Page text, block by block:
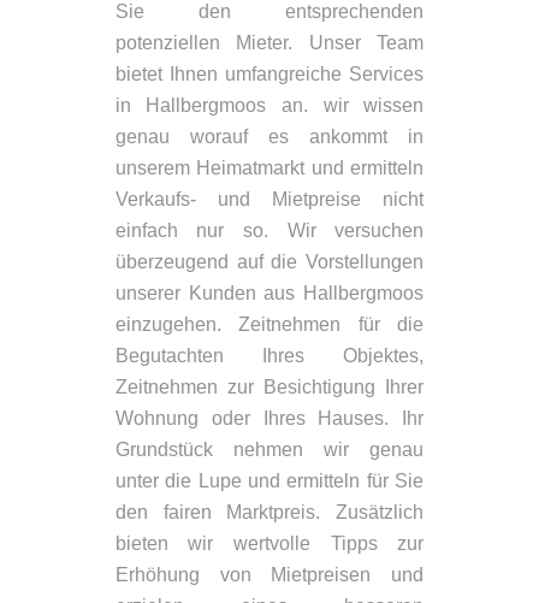
Sie den entsprechenden
potenziellen Mieter. Unser Team
bietet Ihnen umfangreiche Services
in Hallbergmoos an. wir wissen
genau worauf es ankommt in
unserem Heimatmarkt und ermitteln
Verkaufs- und Mietpreise nicht
einfach nur so. Wir versuchen
überzeugend auf die Vorstellungen
unserer Kunden aus Hallbergmoos
einzugehen. Zeitnehmen für die
Begutachten Ihres Objektes,
Zeitnehmen zur Besichtigung Ihrer
Wohnung oder Ihres Hauses. Ihr
Grundstück nehmen wir genau
unter die Lupe und ermitteln für Sie
den fairen Marktpreis. Zusätzlich
bieten wir wertvolle Tipps zur
Erhöhung von Mietpreisen und